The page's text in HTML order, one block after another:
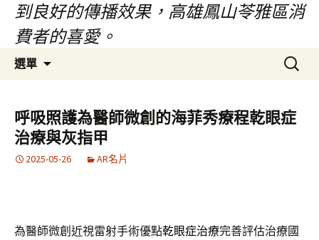
到良好的傳播效果，高雄鳳山苓雅區消
費者的喜愛。
選單
容
搜
尋
鍵
字:
呼吸照護為醫師微創的海菲秀療程乾眼症
治療與灰指甲
2025-05-26 AR名片
為醫師微創近視雷射手術優點乾眼症治療完善評估治療國